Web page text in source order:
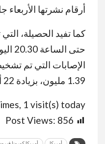
أرقام نشرتها الأربعاء
كما تفيد الحصيلة،
حتى
الإصابات التي تم
1.39 مليون، بزيادة 22 ألف إصابة خلال 24 ساعة.
1 visit(s) today
Post Views: 856